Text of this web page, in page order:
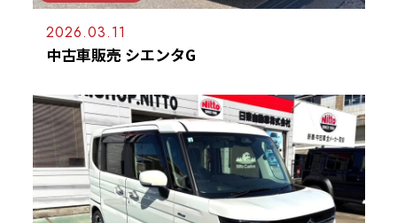
2026.03.11
中古車販売 シエンタG